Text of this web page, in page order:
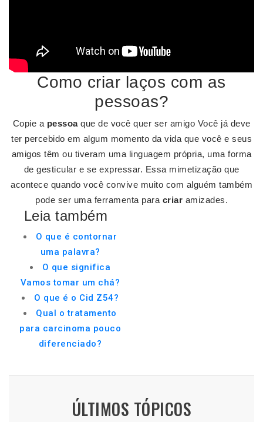
Como criar laços com as
pessoas?
Copie a pessoaque de você quer ser amigo Você já deve
ter percebido em algum momento da vida que você e seus
amigos têm ou tiveram uma linguagem própria, uma forma
de gesticular e se expressar. Essa mimetização que
acontece quando você convive muito com alguém também
pode ser uma ferramenta para criar amizades.
Leia também
O que é contornar
uma palavra?
O que significa
Vamos tomar um chá?
O que é o Cid Z54?
Qual o tratamento
para carcinoma pouco
diferenciado?
ÚLTIMOS TÓPICOS